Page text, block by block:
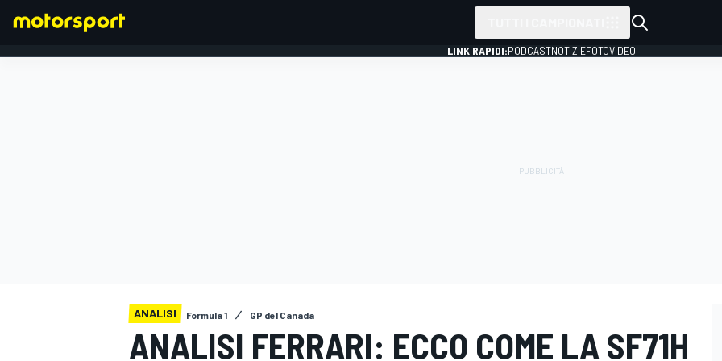
LINK RAPIDI:PODCASTNOTIZIEFOTOVIDEO
ANALISI Formula 1 GP del Canada
ANALISI FERRARI: ECCO COME LA SF71H